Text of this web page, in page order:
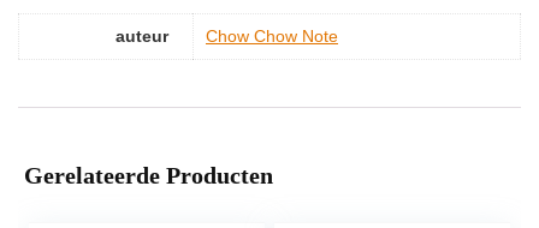
auteur Chow Chow Note
Gerelateerde Producten